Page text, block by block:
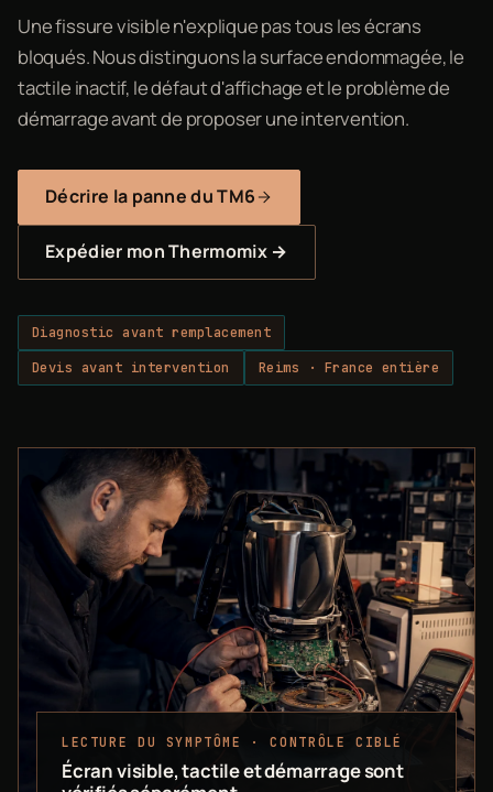
Une fissure visible n'explique pas tous les écrans
bloqués. Nous distinguons la surface endommagée, le
tactile inactif, le défaut d'affichage et le problème de
démarrage avant de proposer une intervention.
Décrire la panne du TM6
Expédier mon Thermomix →
Diagnostic avant remplacement
Devis avant intervention
Reims · France entière
LECTURE DU SYMPTÔME · CONTRÔLE CIBLÉ
Écran visible, tactile et démarrage sont